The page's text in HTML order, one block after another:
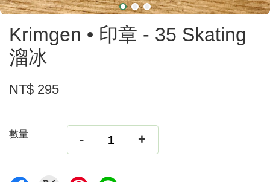
Krimgen • 印章 - 35 Skating
溜冰
NT$ 295
數量 - +